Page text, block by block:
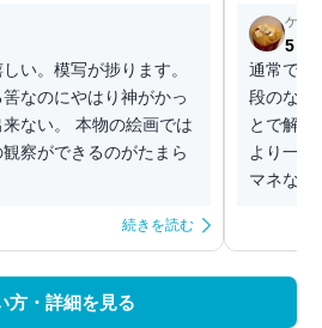
い。模写が捗ります。
なのにやはり神がかっ
ない。 本物の絵画では
察ができるのがたまら
続きを読む
ケン
5
通常では
段のなか
とで解
より一
マネなど
方・詳細を見る